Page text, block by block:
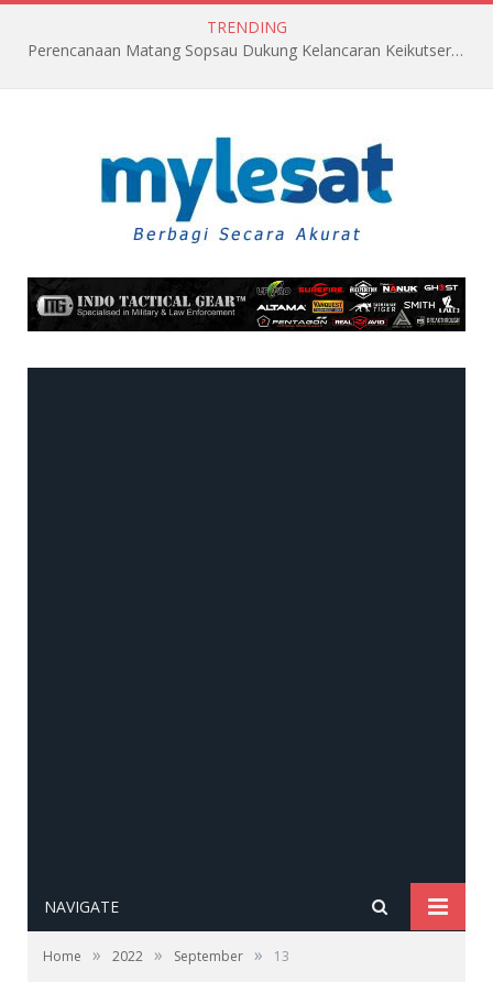
TRENDING
Perencanaan Matang Sopsau Dukung Kelancaran Keikutsertaan TNI AU di Pitch Black 2026
NAVIGATE
Home » 2022 » September » 13